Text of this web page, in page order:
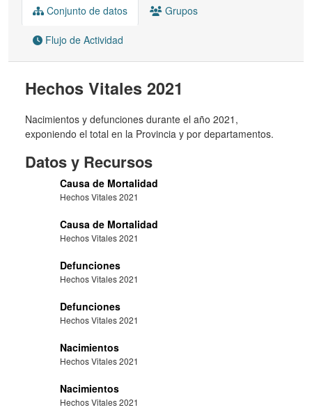
Conjunto de datos Grupos
Flujo de Actividad
Hechos Vitales 2021
Nacimientos y defunciones durante el año 2021,
exponiendo el total en la Provincia y por departamentos.
Datos y Recursos
Causa de Mortalidad
Hechos Vitales 2021
Causa de Mortalidad
Hechos Vitales 2021
Defunciones
Hechos Vitales 2021
Defunciones
Hechos Vitales 2021
Nacimientos
Hechos Vitales 2021
Nacimientos
Hechos Vitales 2021